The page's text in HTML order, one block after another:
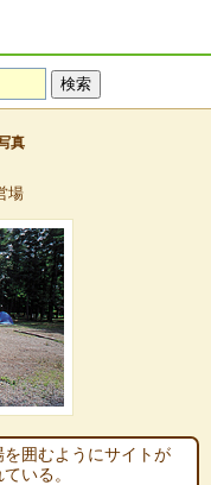
真
場
囲むようにサイトが
いる。